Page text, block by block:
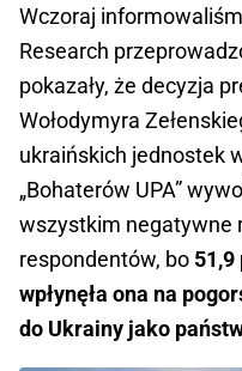
Wczoraj
Research
pokazały, że decyzja
Wołodymyra
ukraińskich jednostek
„Bohaterów UPA”
wszystkim negatywne
respondentów, bo 51,9
wpłynęła ona na
do Ukrainy jako